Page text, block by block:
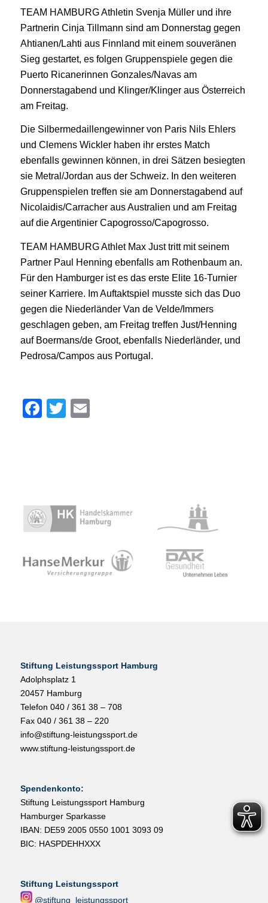
TEAM HAMBURG Athletin Svenja Müller und ihre
Partnerin Cinja Tillmann sind am Donnerstag gegen
Ahtianen/Lahti aus Finnland mit einem souveränen
Sieg gestartet, es folgen Gruppenspiele gegen die
Puerto Ricanerinnen Gonzales/Navas am
Donnerstagabend und Klinger/Klinger aus Österreich
am Freitag.
Die Silbermedaillengewinner von Paris Nils Ehlers
und Clemens Wickler haben ihr erstes Match
ebenfalls gewinnen können, in drei Sätzen besiegten
sie Metral/Jordan aus der Schweiz. In den weiteren
Gruppenspielen treffen sie am Donnerstagabend auf
Nicolaidis/Carracher aus Australien und am Freitag
auf die Argentinier Capogrosso/Capogrosso.
TEAM HAMBURG Athlet Max Just tritt mit seinem
Partner Paul Henning ebenfalls am Rothenbaum an.
Für den Hamburger ist es das erste Elite 16-Turnier
seiner Karriere. Im Auftaktspiel musste sich das Duo
gegen die Niederländer Van de Velde/Immers
geschlagen geben, am Freitag treffen Just/Henning
auf Boermans/de Groot, ebenfalls Niederländer, und
Pedrosa/Campos aus Portugal.
Facebook
Twitter
Stiftung Leistungssport Hamburg
Adolphsplatz 1
20457 Hamburg
Telefon 040 / 361 38 – 708
Fax 040 / 361 38 – 220
info@stiftung-leistungssport.de
www.stiftung-leistungssport.de
Spendenkonto:
Stiftung Leistungssport Hamburg
Hamburger Sparkasse
IBAN: DE59 2005 0550 1001 3093 09
BIC: HASPDEHHXXX
Stiftung Leistungssport
@stiftung_leistungssport